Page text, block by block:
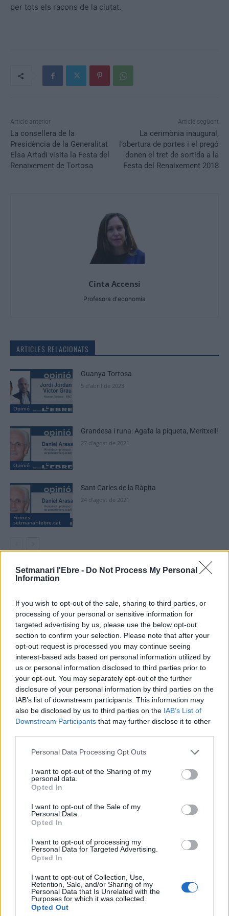
Setmanari l'Ebre - Do Not Process My Personal
Information
If you wish to opt-out of the sale, sharing to third parties, or
processing of your personal or sensitive information for
targeted advertising by us, please use the below opt-out
section to confirm your selection. Please note that after your
opt-out request is processed you may continue seeing
interest-based ads based on personal information utilized by
us or personal information disclosed to third parties prior to
your opt-out. You may separately opt-out of the further
disclosure of your personal information by third parties on the
IAB’s list of downstream participants. This information may
also be disclosed by us to third parties on the IAB’s List of
Downstream Participants that may further disclose it to other
Personal Data Processing Opt Outs
I want to opt-out of the Sharing of my
personal data.
Opted In
I want to opt-out of the Sale of my
Personal Data.
Opted In
I want to opt-out of processing my
Personal Data for Targeted Advertising.
Opted In
I want to opt-out of Collection, Use,
Retention, Sale, and/or Sharing of my
Personal Data that Is Unrelated with the
Purposes for which it was collected.
Opted Out
per tots els racons de la ciutat.
Article anterior
La consellera de la
Presidència de la Generalitat
Elsa Artadi visita la Festa del
Renaixement de Tortosa
Article següent
La cerimònia inaugural,
l’obertura de portes i el pregó
donen el tret de sortida a la
Festa del Renaixement 2018
Cinta Accensi
Profesora d'economia
ARTICLES RELACIONATS
Opinió
Guanya Tortosa
5 d'abril de 2023
Opinió
Grandesa i runa: Agafa la piqueta, Meritxell!
27 d'agost de 2021
Firmes
setmanarilebre.cat
Sant Carles de la Ràpita
24 d'agost de 2021
DEIXA UNA RESPOSTA
Comentari:
Deseu el meu nom, el correu electrònic i el lloc web en
aquest navegador per a la propera vegada que comenti.
ÚLTIMES NOTÍCIES
Amposta recupera les Cases del Castell